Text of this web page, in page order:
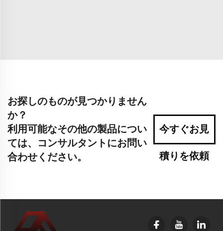
お探しのものが見つかりません
か？
利用可能なその他の製品につい
ては、コンサルタントにお問い
合わせください。
今すぐお見
積りを依頼